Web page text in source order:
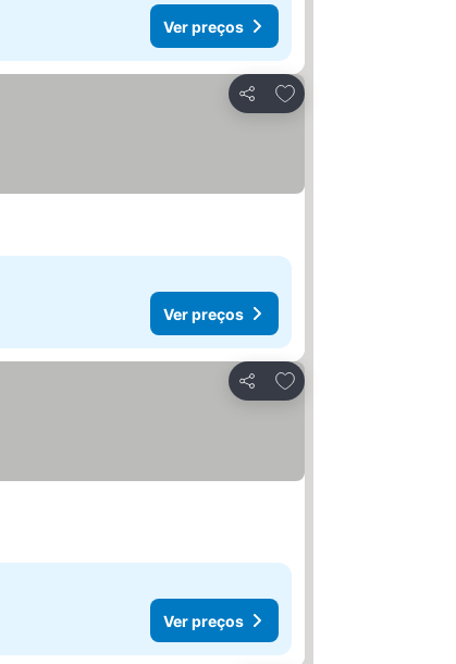
Ver preços
Partilhar
Adicionar aos favoritos
Ver preços
Partilhar
Adicionar aos favoritos
Ver preços